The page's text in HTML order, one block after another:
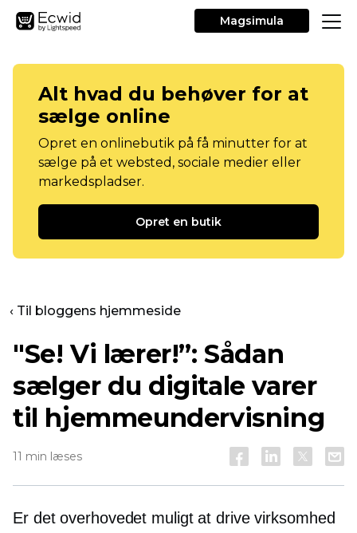
Magsimula
Alt hvad du behøver for at
sælge online
Opret en onlinebutik på få minutter for at
sælge på et websted, sociale medier eller
markedspladser.
Opret en butik
‹ Til bloggens hjemmeside
"Se! Vi lærer!”: Sådan
sælger du digitale varer
til hjemmeundervisning
11 min læses
Er det overhovedet muligt at drive virksomhed